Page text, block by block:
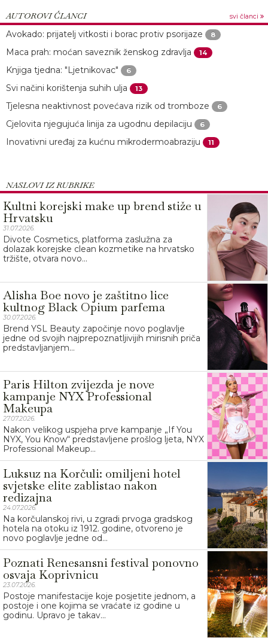
AUTOROVI ČLANCI svi članci
Avokado: prijatelj vitkosti i borac protiv psorijaze 8
Maca prah: moćan saveznik ženskog zdravlja 14
Knjiga tjedna: "Ljetnikovac" 6
Svi načini korištenja suhih ulja 13
Tjelesna neaktivnost povećava rizik od tromboze 6
Cjelovita njegujuća linija za ugodnu depilaciju 6
Inovativni uređaj za kućnu mikrodermoabraziju 11
NASLOVI IZ RUBRIKE
Kultni korejski make up brend stiže u
Hrvatsku
31.07.2026.
Divote Cosmetics, platforma zaslužna za
dolazak korejske clean kozmetike na hrvatsko
tržište, otvara novo...
Alisha Boe novo je zaštitno lice
kultnog Black Opium parfema
30.07.2026.
Brend YSL Beauty započinje novo poglavlje
jedne od svojih najprepoznatljivijih mirisnih priča
predstavljanjem...
Paris Hilton zvijezda je nove
kampanje NYX Professional
Makeupa
27.07.2026.
Nakon velikog uspjeha prve kampanje „If You
NYX, You Know“ predstavljene prošlog ljeta, NYX
Professional Makeup...
Luksuz na Korčuli: omiljeni hotel
svjetske elite zablistao nakon
redizajna
24.07.2026.
Na korčulanskoj rivi, u zgradi prvoga gradskog
hotela na otoku iz 1912. godine, otvoreno je
novo poglavlje jedne od...
Poznati Renesansni festival ponovno
osvaja Koprivnicu
23.07.2026.
Postoje manifestacije koje posjetite jednom, a
postoje i one kojima se vraćate iz godine u
godinu. Upravo je takav...